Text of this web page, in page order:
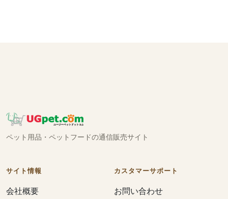
ペット用品・ペットフードの通信販売サイト
サイト情報
会社概要
カスタマーサポート
お問い合わせ